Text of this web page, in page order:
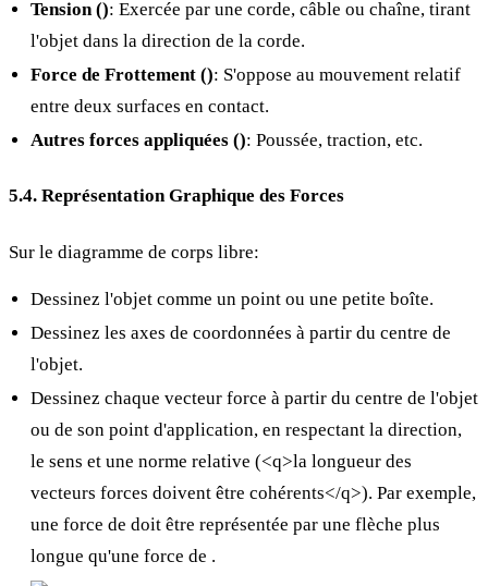
Tension (): Exercée par une corde, câble ou chaîne, tirant
l'objet dans la direction de la corde.
Force de Frottement (): S'oppose au mouvement relatif
entre deux surfaces en contact.
Autres forces appliquées (): Poussée, traction, etc.
5.4. Représentation Graphique des Forces
Sur le diagramme de corps libre:
Dessinez l'objet comme un point ou une petite boîte.
Dessinez les axes de coordonnées à partir du centre de
l'objet.
Dessinez chaque vecteur force à partir du centre de l'objet
ou de son point d'application, en respectant la direction,
le sens et une norme relative (<q>la longueur des
vecteurs forces doivent être cohérents</q>). Par exemple,
une force de doit être représentée par une flèche plus
longue qu'une force de .